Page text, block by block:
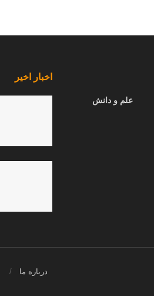
علم و دانش
اخبار اخیر
درباره ما